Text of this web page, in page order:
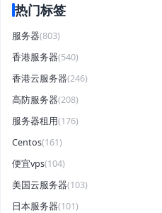
热门标签
服务器(803)
香港服务器(540)
香港云服务器(246)
高防服务器(208)
服务器租用(176)
Centos(161)
便宜vps(104)
美国云服务器(103)
日本服务器(101)